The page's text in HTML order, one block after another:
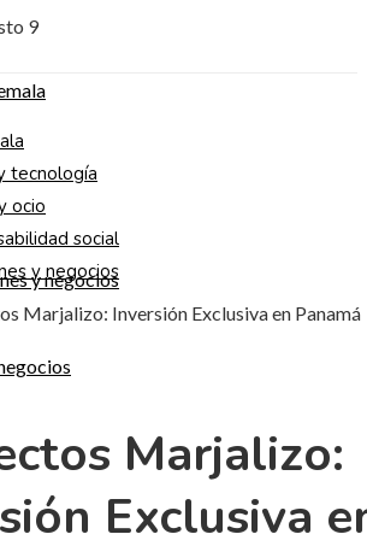
9
tecnología
ocio
social
y negocios
y negocios
Marjalizo: Inversión Exclusiva en Panamá
Marjalizo:
Exclusiva